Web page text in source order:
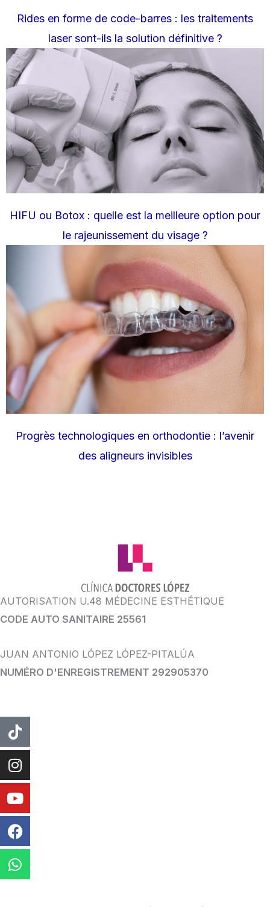
Rides en forme de code-barres : les traitements
laser sont-ils la solution définitive ?
HIFU ou Botox : quelle est la meilleure option pour
le rajeunissement du visage ?
Progrès technologiques en orthodontie : l’avenir
des aligneurs invisibles
AUTORISATION U.48 MÉDECINE ESTHÉTIQUE
CODE AUTO SANITAIRE 25561
JUAN ANTONIO LÓPEZ LÓPEZ-PITALÚA
NUMÉRO D'ENREGISTREMENT 292905370
TIC
Tac
Instagram
Youtube
Facebook
WhatsApp